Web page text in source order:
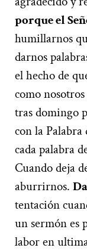
porque el
humillarnos
darnos
el hecho de
como
tras domingo
con la
cada palabra
Cuando deja
aburrirnos.
tentación
un sermón es
labor en